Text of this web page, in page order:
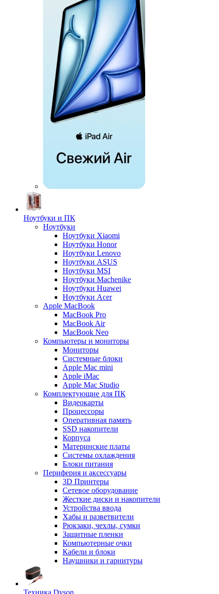
Ноутбуки и ПК
Ноутбуки
Ноутбуки Xiaomi
Ноутбуки Honor
Ноутбуки Lenovo
Ноутбуки ASUS
Ноутбуки MSI
Ноутбуки Machenike
Ноутбуки Huawei
Ноутбуки Acer
Apple MacBook
MacBook Pro
MacBook Air
MacBook Neo
Компьютеры и мониторы
Мониторы
Системные блоки
Apple Mac mini
Apple iMac
Apple Mac Studio
Комплектующие для ПК
Видеокарты
Процессоры
Оперативная память
SSD накопители
Корпуса
Материнские платы
Системы охлаждения
Блоки питания
Периферия и аксессуары
3D Принтеры
Сетевое оборудование
Жесткие диски и накопители
Устройства ввода
Хабы и разветвители
Рюкзаки, чехлы, сумки
Защитные пленки
Компьютерные очки
Кабели и блоки
Наушники и гарнитуры
Техника Dyson